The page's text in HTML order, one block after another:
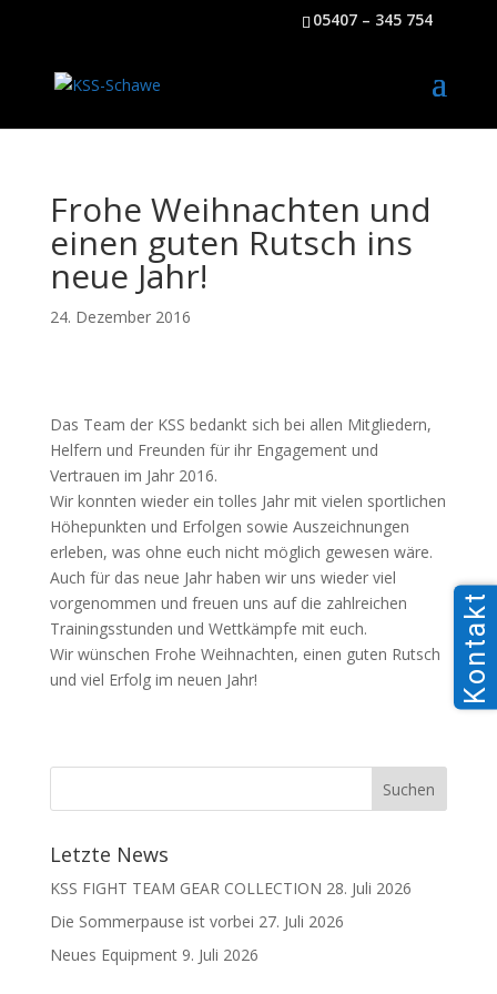
05407 – 345 754
Frohe Weihnachten und
einen guten Rutsch ins
neue Jahr!
24. Dezember 2016
Das Team der KSS bedankt sich bei allen Mitgliedern,
Helfern und Freunden für ihr Engagement und
Vertrauen im Jahr 2016.
Wir konnten wieder ein tolles Jahr mit vielen sportlichen
Höhepunkten und Erfolgen sowie Auszeichnungen
erleben, was ohne euch nicht möglich gewesen wäre.
Auch für das neue Jahr haben wir uns wieder viel
vorgenommen und freuen uns auf die zahlreichen
Trainingsstunden und Wettkämpfe mit euch.
Wir wünschen Frohe Weihnachten, einen guten Rutsch
und viel Erfolg im neuen Jahr!
Letzte News
KSS FIGHT TEAM GEAR COLLECTION 28. Juli 2026
Die Sommerpause ist vorbei 27. Juli 2026
Neues Equipment 9. Juli 2026
Kontakt